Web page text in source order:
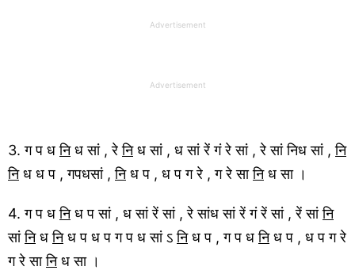
Advertisement
Advertisement
3. ग प धनिध सां , रेनिध सां , ध सां रें गं रे सां , रे सां निध सां ,नि
निध ध प , गपधसां ,निध प , ध प ग रे , ग रे सानिध सा ।
4. ग प धनिध प सां , ध सां रें सां , रे सांध सां रें गं रें सां , रें सांनि
सांनिधनिध प ध प ग प ध सां ऽनिध प , ग प धनिध प , ध प ग रे
ग रे सानिध सा ।